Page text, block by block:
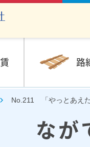
路
No.211 「やっとあえた
なが